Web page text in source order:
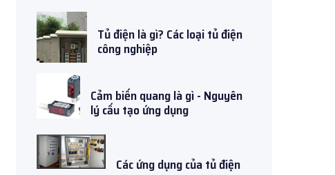
Tủ điện là gì? Các loại tủ điện
công nghiệp
Cảm biến quang là gì - Nguyên
lý cấu tạo ứng dụng
Các ứng dụng của tủ điện